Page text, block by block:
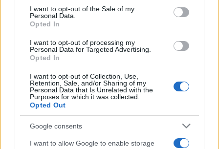
consent section.
I want to opt-out of the Sale of my
Personal Data.
Opted In
I want to opt-out of processing my
Personal Data for Targeted Advertising.
Opted In
I want to opt-out of Collection, Use,
Retention, Sale, and/or Sharing of my
Personal Data that Is Unrelated with the
Purposes for which it was collected.
Opted Out
Google consents
I want to allow Google to enable storage